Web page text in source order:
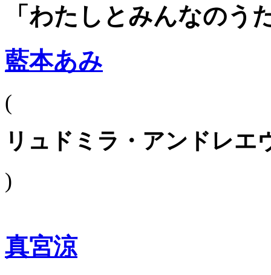
「わたしとみんなのう
藍本あみ
(
リュドミラ・アンドレエ
)
真宮涼